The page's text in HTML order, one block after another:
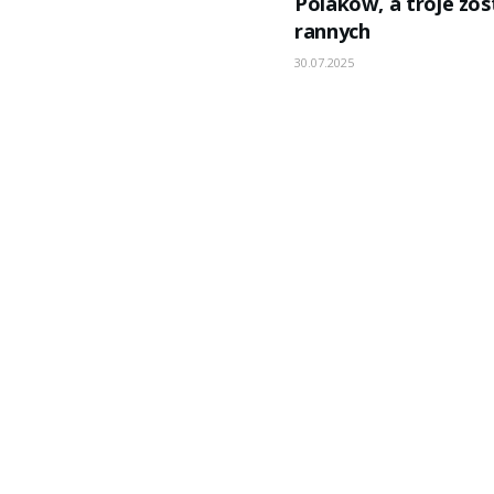
rannych
30.07.2025